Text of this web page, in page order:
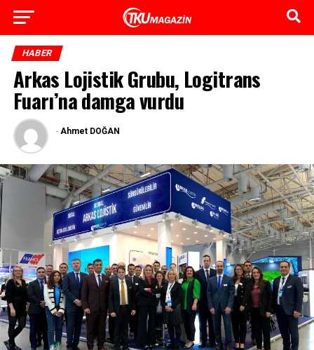
HABER
Arkas Lojistik Grubu, Logitrans
Fuarı’na damga vurdu
- Ahmet DOĞAN